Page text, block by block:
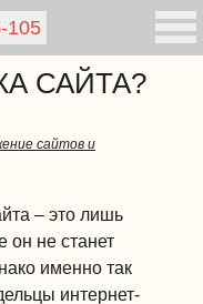
САЙТА?
105
сайтов и
– это лишь
он не станет
именно так
интернет-